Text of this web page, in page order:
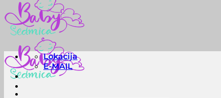
Lokacija
E-MAIL